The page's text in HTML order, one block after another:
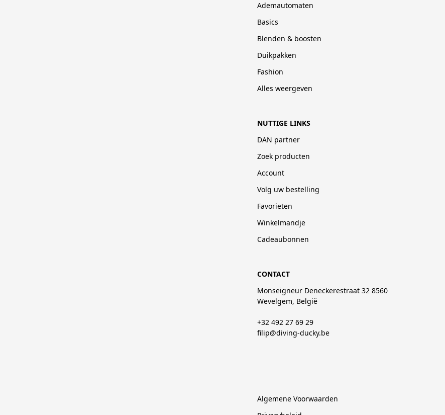
Ademautomaten
Basics
Blenden & boosten
Duikpakken
Fashion
Alles weergeven
NUTTIGE LINKS
DAN partner
Zoek producten
Account
Volg uw bestelling
Favorieten
Winkelmandje
Cadeaubonnen
CONTACT
Monseigneur Deneckerestraat 32 8560
Wevelgem, België
+32 492 27 69 29
filip@diving-ducky.be
Algemene Voorwaarden